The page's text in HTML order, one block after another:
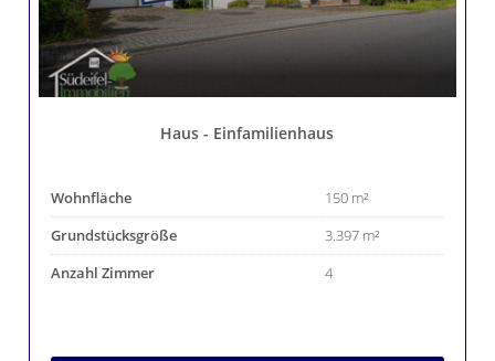
Haus - Einfamilienhaus
Wohnfläche
150 m²
Grundstücksgröße
3.397 m²
Anzahl Zimmer
4